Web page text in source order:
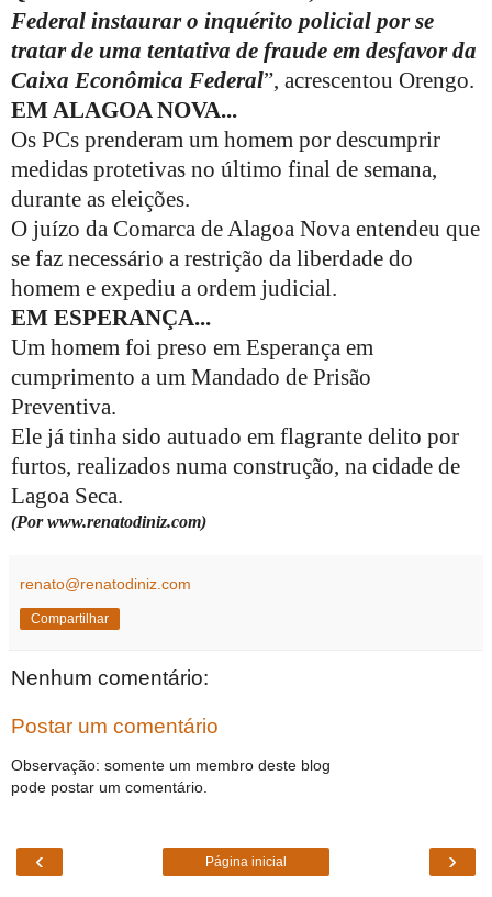
Federal instaurar o inquérito policial por se
tratar de uma tentativa de fraude em desfavor da
Caixa Econômica Federal”, acrescentou Orengo.
EM ALAGOA NOVA...
Os PCs prenderam um homem por descumprir
medidas protetivas no último final de semana,
durante as eleições.
O juízo da Comarca de Alagoa Nova entendeu que
se faz necessário a restrição da liberdade do
homem e expediu a ordem judicial.
EM ESPERANÇA...
Um homem foi preso em Esperança em
cumprimento a um Mandado de Prisão
Preventiva.
Ele já tinha sido autuado em flagrante delito por
furtos, realizados numa construção, na cidade de
Lagoa Seca.
(Por www.renatodiniz.com)
renato@renatodiniz.com
Compartilhar
Nenhum comentário:
Postar um comentário
Observação: somente um membro deste blog
pode postar um comentário.
‹ ›
Página inicial